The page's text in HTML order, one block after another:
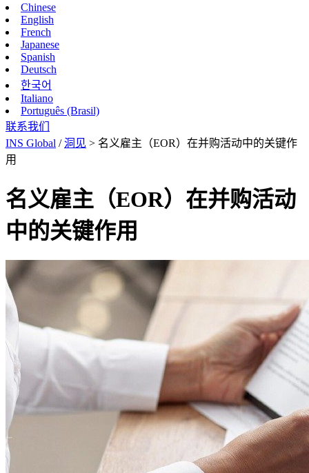
Chinese
English
French
Japanese
Spanish
Deutsch
한국어
Italiano
Português (Brasil)
联系我们
INS Global /洞见 > 名义雇主（EOR）在并购活动中的关键作
用
名义雇主（EOR）在并购活动
中的关键作用